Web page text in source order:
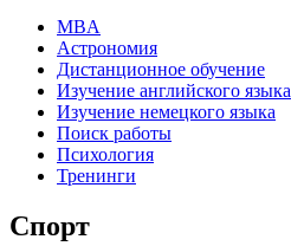
MBA
Астрономия
Дистанционное обучение
Изучение английского языка
Изучение немецкого языка
Поиск работы
Психология
Тренинги
Спорт